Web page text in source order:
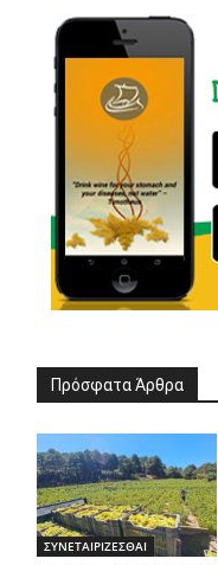
Πρόσφατα Άρθρα
ΣΥΝΕΤΑΙΡΙΖΕΣΘΑΙ